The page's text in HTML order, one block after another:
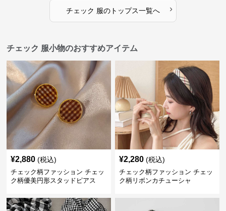
チェック 服のトップス一覧へ ›
チェック 服小物のおすすめアイテム
¥2,880 (税込)
チェック柄ファッション チェッ
ク柄優美円形スタッドピアス
¥2,280 (税込)
チェック柄ファッション チェッ
ク柄リボンカチューシャ